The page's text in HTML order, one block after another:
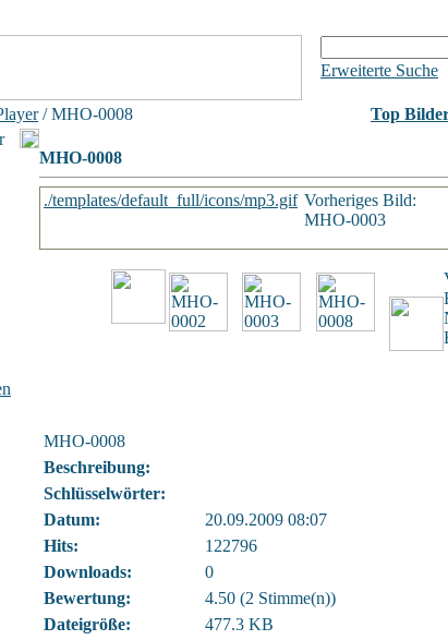
Erweiterte Suche
/ MHO-0008 Top
MHO-0008
./templates/default_full/icons/mp3.gif Vorheriges Bild:
MHO-0003
MHO-0008
Beschreibung:
Schlüsselwörter:
Datum:
20.09.2009 08:07
Hits:
122796
Downloads:
0
Bewertung:
4.50 (2 Stimme(n))
Dateigröße:
477.3 KB